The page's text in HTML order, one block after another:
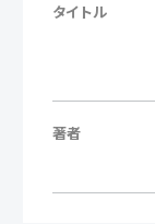
タイトル
著者